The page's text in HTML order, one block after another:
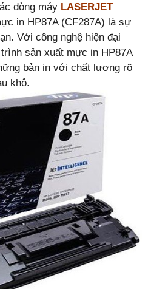
dòng máy LASERJET
in HP87A (CF287A) là sự
Với công nghệ hiện đại
sản xuất mực in HP87A
bản in với chất lượng rõ
khô.